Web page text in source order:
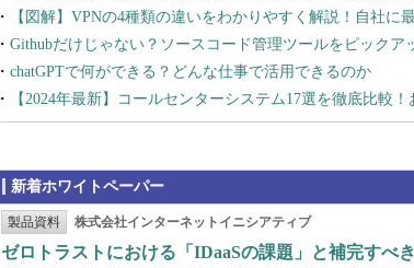
【図解】VPNの4種類の違いをわかりやすく解説！自社に
Githubだけじゃない？ソースコード管理ツールをピックア
chatGPTで何ができる？どんな仕事で活用できるのか
【2024年最新】コールセンターシステム17選を徹底比較
新着ホワイトペーパー
製品資料 株式会社インターネットイニシアティブ
ゼロトラストにおける「IDaaSの課題」と補完すべ